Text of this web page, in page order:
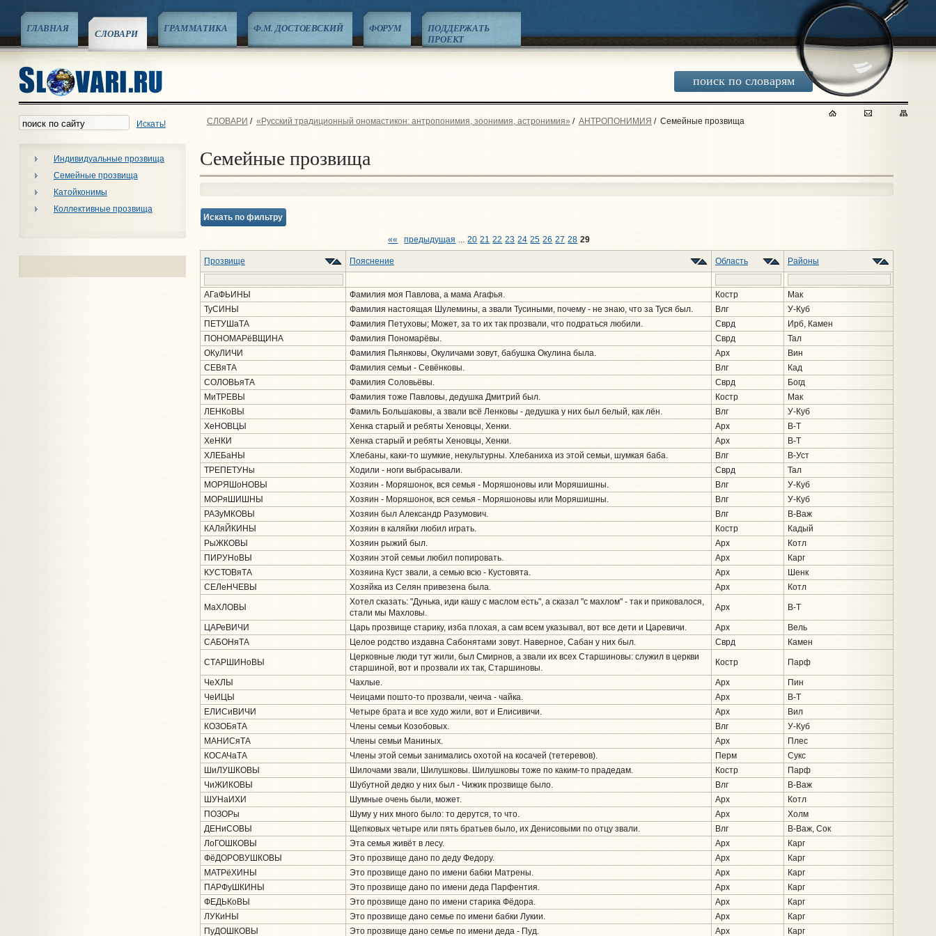
поиск по словарям
ГЛАВНАЯ СЛОВАРИ ГРАММАТИКА Ф.М. ДОСТОЕВСКИЙ ФОРУМ
ПОДДЕРЖАТЬ
ПРОЕКТ
Искать!
Индивидуальные прозвища
Семейные прозвища
Катойконимы
Коллективные прозвища
СЛОВАРИ / «Русский традиционный ономастикон: антропонимия, зоонимия, астронимия» / АНТРОПОНИМИЯ / Семейные прозвища
Семейные прозвища
Искать по фильтру
«« предыдущая ... 20 21 22 23 24 25 26 27 28 29
Прозвище Пояснение Область Районы
АГаФЬИНЫ Фамилия моя Павлова, а мама Агафья. Костр
Мак
ТуСИНЫ
Фамилия настоящая Шулемины, а звали Тусиными, почему - не знаю, что за Туся был. Влг
У-Куб
ПЕТУШаТА
Фамилия Петуховы; Может, за то их так прозвали, что подраться любили. Сврд
Ирб, Камен
ПОНОМАРёВЩИНА
Фамилия Пономарёвы. Сврд
Тал
ОКуЛИЧИ
Фамилия Пьянковы, Окуличами зовут, бабушка Окулина была. Арх
Вин
СЕВяТА
Фамилия семьи - Севёнковы. Влг
Кад
СОЛОВЬяТА
Фамилия Соловьёвы. Сврд
Богд
МиТРЕВЫ
Фамилия тоже Павловы, дедушка Дмитрий был. Костр
Мак
ЛЕНКоВЫ
Фамиль Большаковы, а звали всё Ленковы - дедушка у них был белый, как лён. Влг
У-Куб
ХеНОВЦЫ
Хенка старый и ребяты Хеновцы, Хенки. Арх
В-Т
ХеНКИ
Хенка старый и ребяты Хеновцы, Хенки. Арх
В-Т
ХЛЕБаНЫ
Хлебаны, каки-то шумкие, некультурны. Хлебаниха из этой семьи, шумкая баба. Влг
В-Уст
ТРЕПЕТУНы
Ходили - ноги выбрасывали. Сврд
Тал
МОРЯШоНОВЫ
Хозяин - Моряшонок, вся семья - Моряшоновы или Моряшишны. Влг
У-Куб
МОРяШИШНЫ
Хозяин - Моряшонок, вся семья - Моряшоновы или Моряшишны. Влг
У-Куб
РАЗуМКОВЫ
Хозяин был Александр Разумович. Влг
В-Важ
КАЛяЙКИНЫ
Хозяин в каляйки любил играть. Костр
Кадый
РыЖКОВЫ
Хозяин рыжий был. Арх
Котл
ПИРУНоВЫ
Хозяин этой семьи любил попировать. Арх
Карг
КУСТОВяТА
Хозяина Куст звали, а семью всю - Кустовята. Арх
Шенк
СЕЛеНЧЕВЫ
Хозяйка из Селян привезена была. Арх Котл
МаХЛОВЫ
Хотел сказать: "Дунька, иди кашу с маслом есть", а сказал "с махлом" - так и приковалося,
стали мы Махловы.
Арх В-Т
ЦАРеВИЧИ Царь прозвище старику, изба плохая, а сам всем указывал, вот все дети и Царевичи. Арх
Вель
САБОНяТА
Целое родство издавна Сабонятами зовут. Наверное, Сабан у них был. Сврд Камен
СТАРШИНоВЫ
Церковные люди тут жили, был Смирнов, а звали их всех Старшиновы: служил в церкви
старшиной, вот и прозвали их так, Старшиновы.
Костр Парф
ЧеХЛЫ Чахлые. Арх
Пин
ЧеИЦЫ
Чеицами пошто-то прозвали, чеича - чайка. Арх
В-Т
ЕЛИСиВИЧИ
Четыре брата и все худо жили, вот и Елисивичи. Арх
Вил
КОЗОБяТА
Члены семьи Козобовых. Влг
У-Куб
МАНИСяТА
Члены семьи Маниных. Арх
Плес
КОСАЧаТА
Члены этой семьи занимались охотой на косачей (тетеревов). Перм
Сукс
ШиЛУШКОВЫ
Шилочами звали, Шилушковы. Шилушковы тоже по каким-то прадедам. Костр
Парф
ЧиЖИКОВЫ
Шубутной дедко у них был - Чижик прозвище было. Влг
В-Важ
ШУНаИХИ
Шумные очень были, может. Арх
Котл
ПОЗОРы
Шуму у них много было: то дерутся, то что. Арх
Холм
ДЕНиСОВЫ
Щепковых четыре или пять братьев было, их Денисовыми по отцу звали. Влг
В-Важ, Сок
ЛоГОШКОВЫ
Эта семья живёт в лесу. Арх
Карг
ФёДОРОВУШКОВЫ
Это прозвище дано по деду Федору. Арх
Карг
МАТРёХИНЫ
Это прозвище дано по имени бабки Матрены. Арх
Карг
ПАРФуШКИНЫ
Это прозвище дано по имени деда Парфентия. Арх
Карг
ФЕДЬКоВЫ
Это прозвище дано по имени старика Фёдора. Арх
Карг
ЛУКиНЫ
Это прозвище дано семье по имени бабки Лукии. Арх
Карг
ПуДОШКОВЫ
Это прозвище дано семье по имени деда - Пуд. Арх Карг